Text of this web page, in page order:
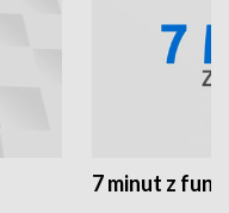
7 minut z